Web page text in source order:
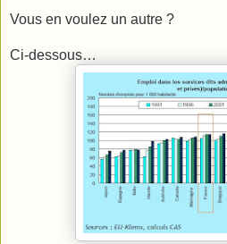
Vous en voulez un autre ?
Ci-dessous…